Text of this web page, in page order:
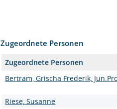
Zugeordnete Personen
Zugeordnete Personen
Bertram, Grischa Frederik,
Riese, Susanne